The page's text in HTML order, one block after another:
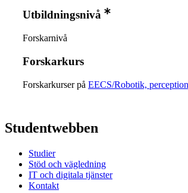
Utbildningsnivå
Forskarnivå
Forskarkurs
Forskarkurser på EECS/Robotik,
Studentwebben
Studier
Stöd och vägledning
IT och digitala tjänster
Kontakt